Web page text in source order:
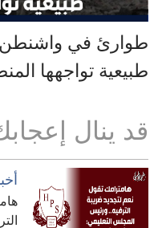
طوارئ في واشنطن
طبيعية تواجهها
قد ينال